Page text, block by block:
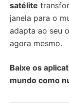
satélite
janela para o
adapta ao seu
agora mesmo.
Baixe os
mundo como